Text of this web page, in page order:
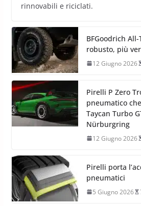
rinnovabili e riciclati.
BFGoodrich
robusto, più
12 Giugno 2026
Pirelli P Zero
pneumatico
Taycan Turbo
Nürburgring
12 Giugno 2026
Pirelli porta
pneumatici
5 Giugno 2026